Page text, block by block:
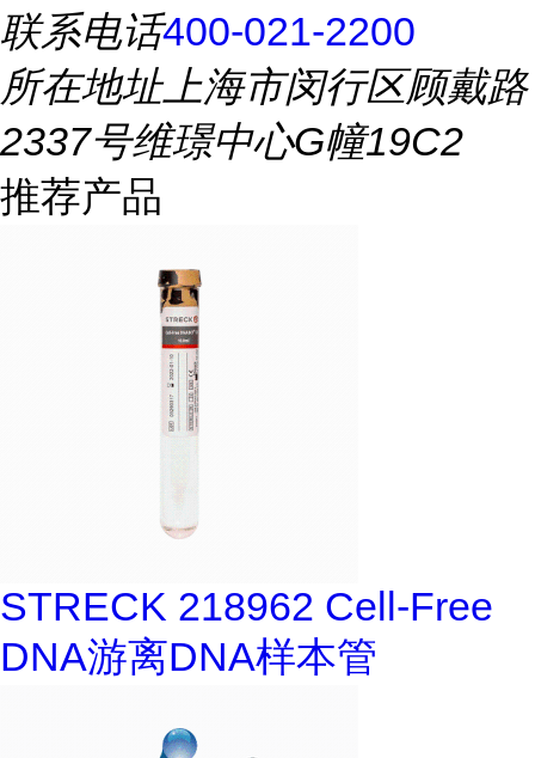
联系电话400-021-2200
所在地址上海市闵行区顾戴路
2337号维璟中心G幢19C2
推荐产品
STRECK 218962 Cell-Free
DNA游离DNA样本管